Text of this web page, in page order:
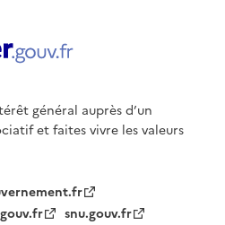
général auprès d’un
et faites vivre les valeurs
snu.gouv.fr